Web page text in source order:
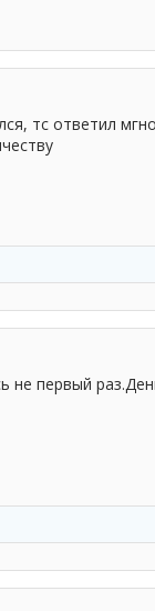
тс ответил
не первый